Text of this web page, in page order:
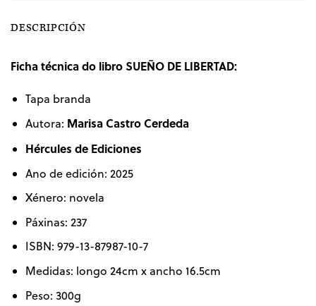
DESCRIPCIÓN
Ficha técnica do libro SUEÑO DE LIBERTAD:
Tapa branda
Autora: Marisa Castro Cerdeda
Hércules de Ediciones
Ano de edición: 2025
Xénero: novela
Páxinas: 237
ISBN: 979-13-87987-10-7
Medidas: longo 24cm x ancho 16.5cm
Peso: 300g